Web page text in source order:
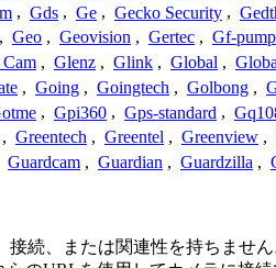
, Gds , Ge , Gecko Security ,
, Geo , Geovision , Gertec , Gf-
, Glenz , Glink , Global ,
, Going , Goingtech , Golbong ,
, Gpi360 , Gps-standard ,
, Greentech , Greentel , Greenview ,
Guardcam , Guardian , Guardzilla ,
接続、または関連性を持ちま